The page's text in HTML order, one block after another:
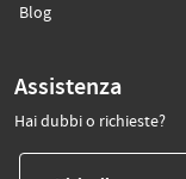
Blog(si apre in un’altra
Assistenza
Hai dubbi o richieste?